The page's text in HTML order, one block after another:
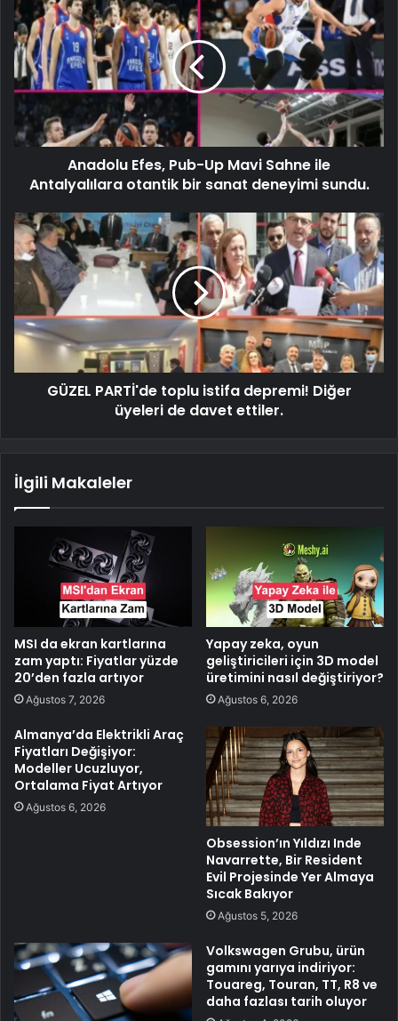
Anadolu Efes, Pub-Up Mavi Sahne ile
Antalyalılara otantik bir sanat deneyimi sundu.
GÜZEL PARTİ'de toplu istifa depremi! Diğer
üyeleri de davet ettiler.
İlgili Makaleler
MSI da ekran kartlarına
zam yaptı: Fiyatlar yüzde
20’den fazla artıyor
Ağustos 7, 2026
Yapay zeka, oyun
geliştiricileri için 3D model
üretimini nasıl değiştiriyor?
Ağustos 6, 2026
Almanya’da Elektrikli Araç
Fiyatları Değişiyor:
Modeller Ucuzluyor,
Ortalama Fiyat Artıyor
Ağustos 6, 2026
Obsession’ın Yıldızı Inde
Navarrette, Bir Resident
Evil Projesinde Yer Almaya
Sıcak Bakıyor
Ağustos 5, 2026
Volkswagen Grubu, ürün
gamını yarıya indiriyor:
Touareg, Touran, TT, R8 ve
daha fazlası tarih oluyor